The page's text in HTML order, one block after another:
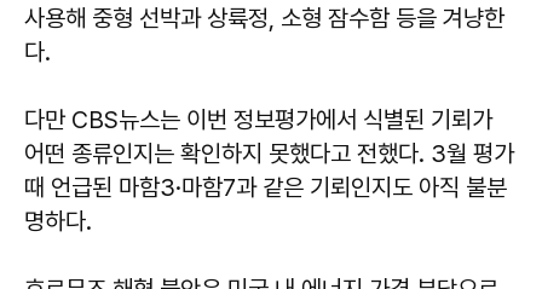
사용해 중형 선박과 상륙정, 소형 잠수함 등을 겨냥한
다.
다만 CBS뉴스는 이번 정보평가에서 식별된 기뢰가
어떤 종류인지는 확인하지 못했다고 전했다. 3월 평가
때 언급된 마함3·마함7과 같은 기뢰인지도 아직 불분
명하다.